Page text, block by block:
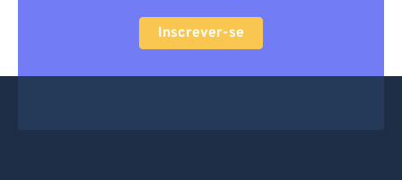
Inscrever-se